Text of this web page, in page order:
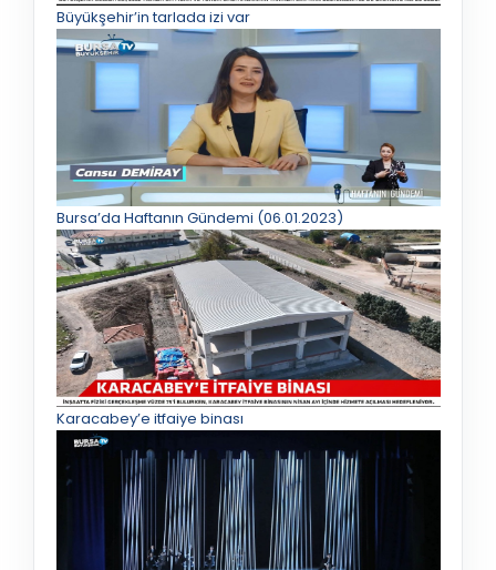
Büyükşehir’in tarlada izi var
Bursa’da Haftanın Gündemi (06.01.2023)
Karacabey’e itfaiye binası